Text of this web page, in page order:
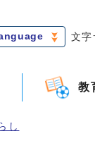
文字
教
し